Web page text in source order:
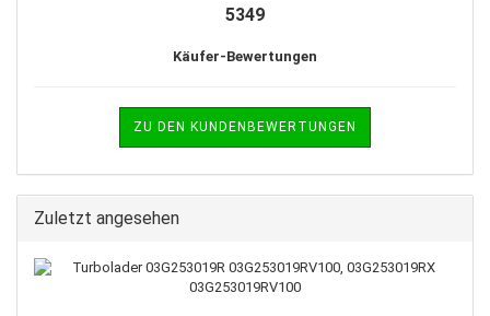
5349
Käufer-Bewertungen
ZU DEN KUNDENBEWERTUNGEN
Zuletzt angesehen